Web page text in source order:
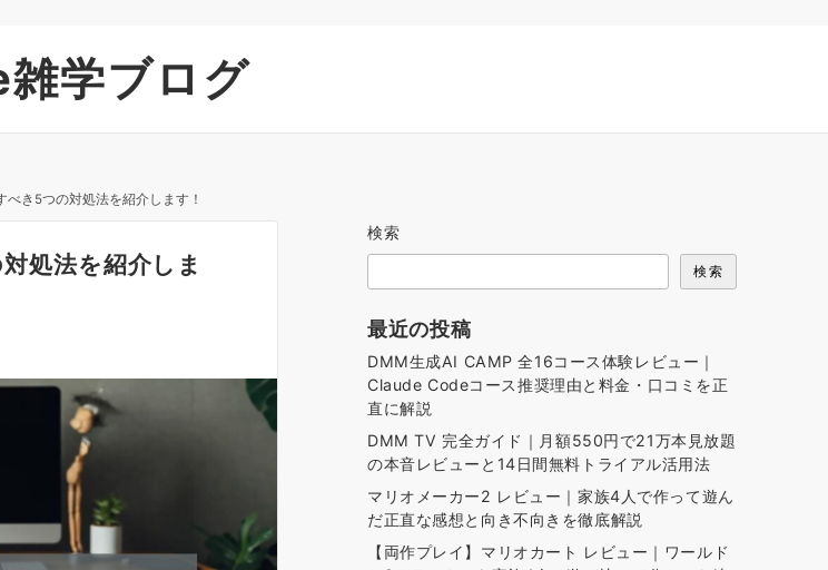
学ブログ
き5つの対処法を紹介します！
処法を紹介しま
検索
検索
最近の投稿
DMM生成AI CAMP 全16コース体験レビュー｜
Claude Codeコース推奨理由と料金・口コミを正
直に解説
DMM TV 完全ガイド｜月額550円で21万本見放題
の本音レビューと14日間無料トライアル活用法
マリオメーカー2 レビュー｜家族4人で作って遊ん
だ正直な感想と向き不向きを徹底解説
【両作プレイ】マリオカート レビュー｜ワールド